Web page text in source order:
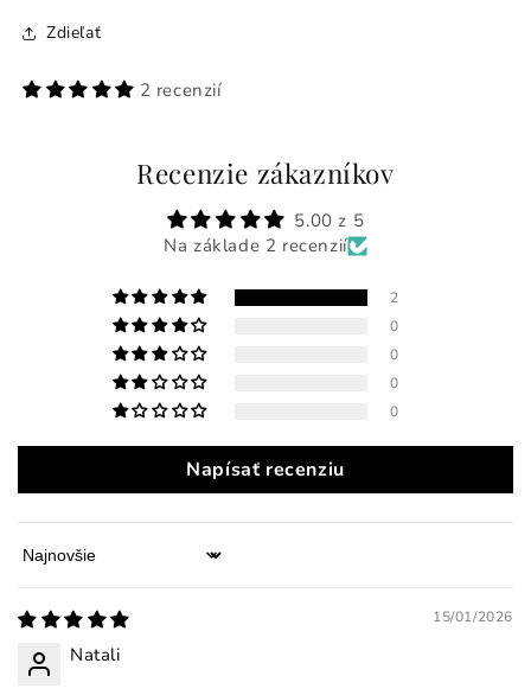
Zdieľať
2 recenzií
Recenzie zákazníkov
5.00 z 5
Na základe 2 recenzií
2
0
0
0
0
Napísať recenziu
Sort by
15/01/2026
Natali